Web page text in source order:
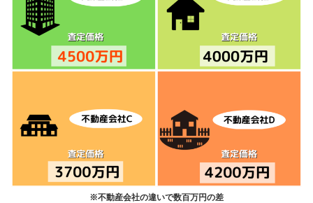
※不動産会社の違いで数百万円の差